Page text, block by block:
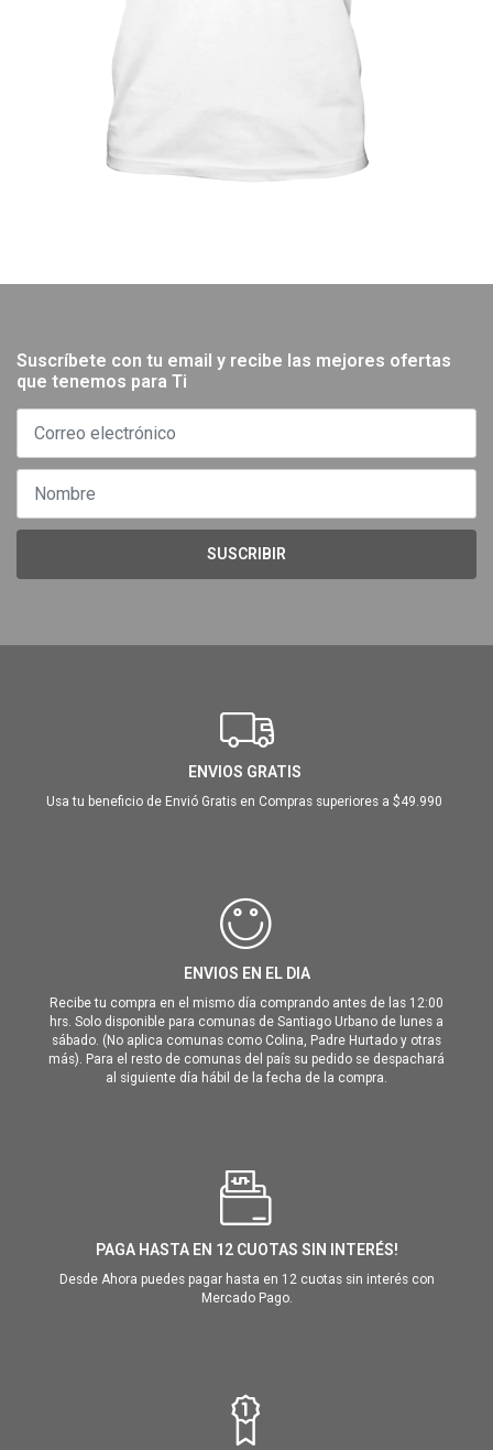
Suscríbete con tu email y recibe las mejores ofertas
que tenemos para Ti
SUSCRIBIR
ENVIOS GRATIS
Usa tu beneficio de Envió Gratis en Compras superiores a $49.990
ENVIOS EN EL DIA
Recibe tu compra en el mismo día comprando antes de las 12:00
hrs. Solo disponible para comunas de Santiago Urbano de lunes a
sábado. (No aplica comunas como Colina, Padre Hurtado y otras
más). Para el resto de comunas del país su pedido se despachará
al siguiente día hábil de la fecha de la compra.
PAGA HASTA EN 12 CUOTAS SIN INTERÉS!
Desde Ahora puedes pagar hasta en 12 cuotas sin interés con
Mercado Pago.